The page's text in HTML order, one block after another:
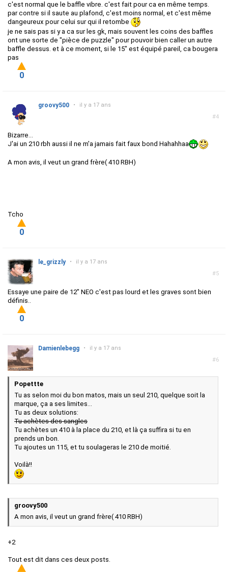
c'est normal que le baffle vibre. c'est fait pour ca en même temps.
par contre si il saute au plafond, c'est moins normal, et c'est même
dangeureux pour celui sur qui il retombe
je ne sais pas si y a ca sur les gk, mais souvent les coins des baffles
ont une sorte de "pièce de puzzle" pour pouvoir bien caller un autre
baffle dessus. et à ce moment, si le 15" est équipé pareil, ca bougera
pas
0
#4
groovy500 • il y a 17 ans
Bizarre...
J'ai un 210 rbh aussi il ne m'a jamais fait faux bond Hahahhaa
A mon avis, il veut un grand frère( 410 RBH)
Tcho
0
#5
le_grizzly • il y a 17 ans
Essaye une paire de 12" NEO c'est pas lourd et les graves sont bien
définis..
0
#6
Damienlebegg • il y a 17 ans
Popettte
Tu as selon moi du bon matos, mais un seul 210, quelque soit la
marque, ça a ses limites...
Tu as deux solutions:
Tu achètes des sangles
Tu achètes un 410 à la place du 210, et là ça suffira si tu en
prends un bon.
Tu ajoutes un 115, et tu soulageras le 210 de moitié.
Voilà!!
groovy500
A mon avis, il veut un grand frère( 410 RBH)
+2
Tout est dit dans ces deux posts.